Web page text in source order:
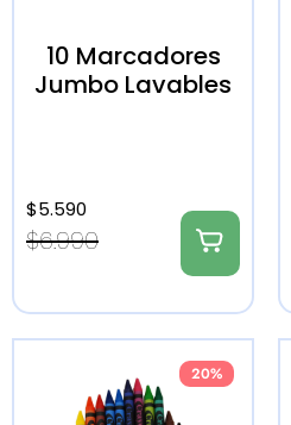
10 Marcadores
Jumbo Lavables
$6.990
$5.590
20%